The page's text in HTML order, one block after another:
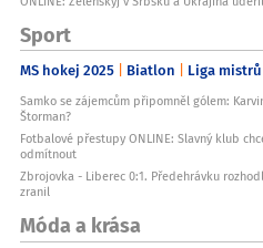
Sport
MS hokej 2025 Biatlon Liga mistrů
Samko se zájemcům připomněl gólem:
Štorman?
Fotbalové přestupy ONLINE: Slavný klub
odmítnout
Zbrojovka - Liberec 0:1. Předehrávku
zranil
Móda a krása